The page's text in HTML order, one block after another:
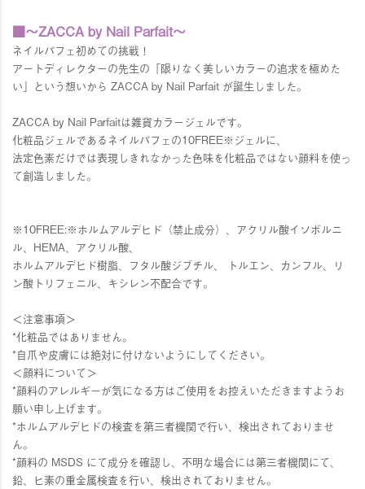
■～ZACCA by Nail Parfait～
ネイルパフェ初めての挑戦！
アートディレクターの先生の「限りなく美しいカラーの追求を極めた
い」という想いから ZACCA by Nail Parfait が誕生しました。
ZACCA by Nail Parfaitは雑貨カラージェルです。
化粧品ジェルであるネイルパフェの10FREE※ジェルに、
法定色素だけでは表現しきれなかった色味を化粧品ではない顔料を使っ
て創造しました。
※10FREE:※ホルムアルデヒド（禁止成分）、アクリル酸イソボルニ
ル、HEMA、アクリル酸、
ホルムアルデヒド樹脂、フタル酸ジブチル、 トルエン、カンフル、リ
ン酸トリフェニル、キシレン不配合です。
＜注意事項＞
*化粧品ではありません。
*自爪や皮膚には絶対に付けないようにしてください。
＜顔料について＞
*顔料のアレルギーが気になる方はご使用をお控えいただきますようお
願い申し上げます。
*ホルムアルデヒドの検査を第三者機関で行い、検出されておりませ
ん。
*顔料の MSDS にて成分を確認し、不明な場合には第三者機関にて、
鉛、ヒ素の重金属検査を行い、検出されておりません。